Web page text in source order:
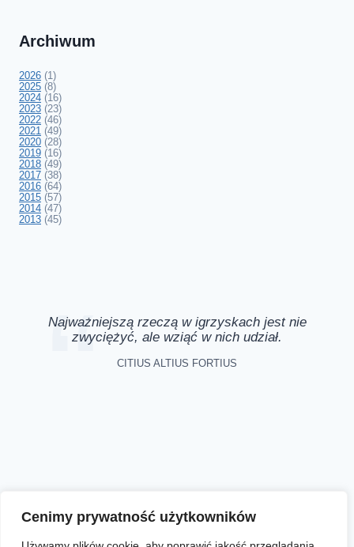
Cenimy prywatność użytkowników
Archiwum
2026 (1)
2025 (8)
2024 (16)
2023 (23)
2022 (46)
2021 (49)
2020 (28)
2019 (16)
2018 (49)
2017 (38)
2016 (64)
2015 (57)
2014 (47)
2013 (45)
Najważniejszą rzeczą w igrzyskach jest nie
zwyciężyć, ale wziąć w nich udział.
CITIUS ALTIUS FORTIUS